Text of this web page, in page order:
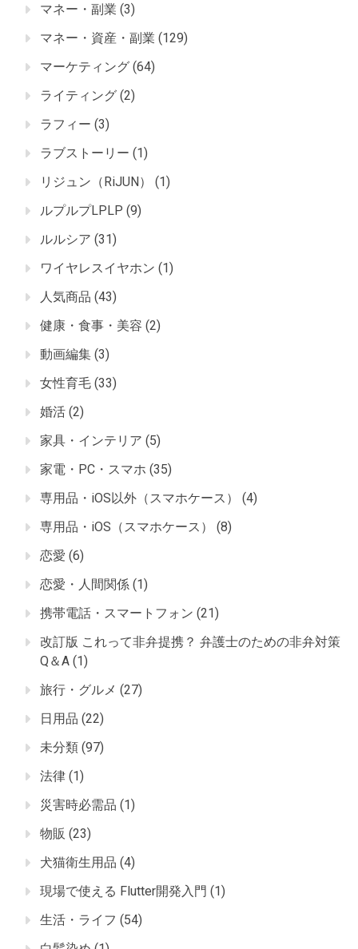
マネー・副業 (3)
マネー・資産・副業 (129)
マーケティング (64)
ライティング (2)
ラフィー (3)
ラブストーリー (1)
リジュン（RiJUN）
(1)
ルプルプLPLP (9)
ルルシア (31)
ワイヤレスイヤホン (1)
人気商品 (43)
健康・食事・美容 (2)
動画編集 (3)
女性育毛 (33)
婚活 (2)
家具・インテリア (5)
家電・PC・スマホ (35)
専用品・iOS以外（スマホケース）
(4)
専用品・iOS（スマホケース）
(8)
恋愛 (6)
恋愛・人間関係 (1)
携帯電話・スマートフォン (21)
改訂版 これって非弁提携？ 弁護士のための非弁対策
Q＆A (1)
旅行・グルメ (27)
日用品 (22)
未分類 (97)
法律 (1)
災害時必需品 (1)
物販 (23)
犬猫衛生用品 (4)
現場で使える Flutter開発入門 (1)
生活・ライフ (54)